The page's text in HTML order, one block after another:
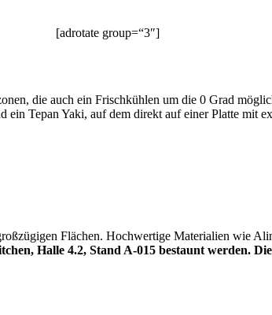
[adrotate group=“3″]
die auch ein Frischkühlen um die 0 Grad
Tepan Yaki, auf dem direkt auf einer Platte mit
Flächen. Hochwertige Materialien wie
Halle 4.2, Stand A-015 bestaunt werden.